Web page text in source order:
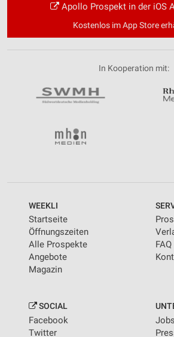
Apollo Prospekt in der iOS
Kostenlos im App Store
In Kooperation mit:
WEEKLI
Startseite
Öffnungszeiten
Alle Prospekte
Angebote
Magazin
FAQ
SOCIAL
Facebook
Twitter
Jobs